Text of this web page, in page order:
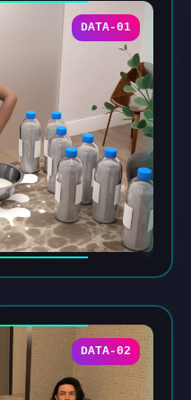
DATA-01
DATA-02